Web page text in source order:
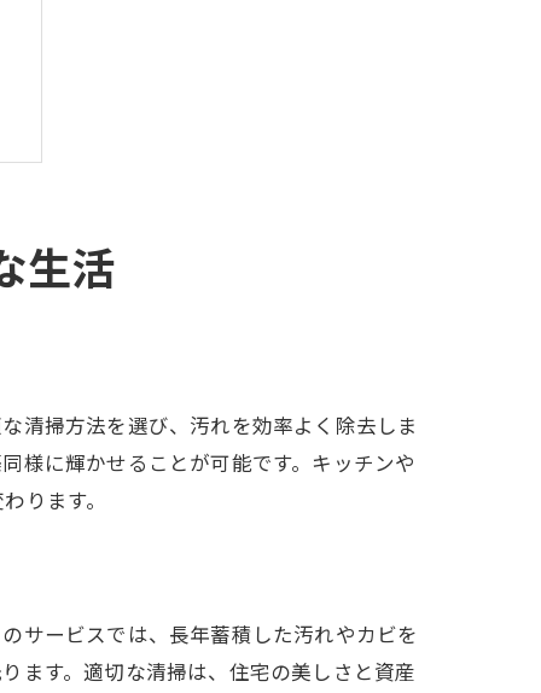
生活
清掃方法を選び、汚れを効率よく除去しま
様に輝かせることが可能です。キッチンや
ります。
サービスでは、長年蓄積した汚れやカビを
ます。適切な清掃は、住宅の美しさと資産